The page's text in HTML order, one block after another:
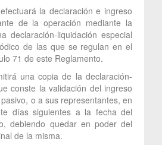
la declaración e ingreso
de la operación mediante la
declaración-liquidación especial
de las que se regulan en el
71 de este Reglamento.
una copia de la declaración-
conste la validación del ingreso
o a sus representantes, en
días siguientes a la fecha del
debiendo quedar en poder del
de la misma.